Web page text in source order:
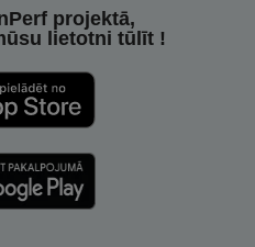
projektā,
lietotni tūlīt !